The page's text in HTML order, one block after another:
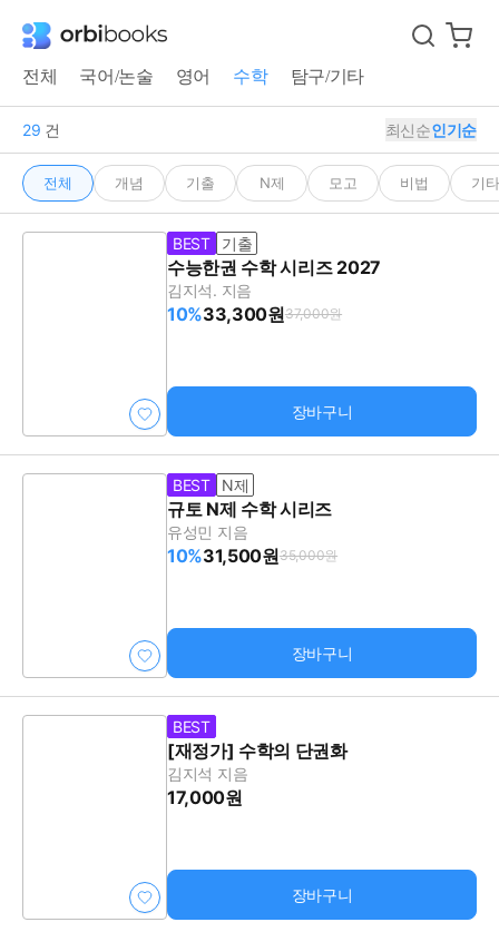
전체 국어/논술 영어 수학 탐구/기타
29 건 최신순인기순
전체 개념 기출 N제 모고 비법 기타
BEST 기출
수능한권 수학 시리즈 2027
김지석. 지음
10%33,300원37,000원
장바구니
BEST N제
규토 N제 수학 시리즈
유성민 지음
10%31,500원35,000원
장바구니
BEST
[재정가] 수학의 단권화
김지석 지음
17,000원
장바구니